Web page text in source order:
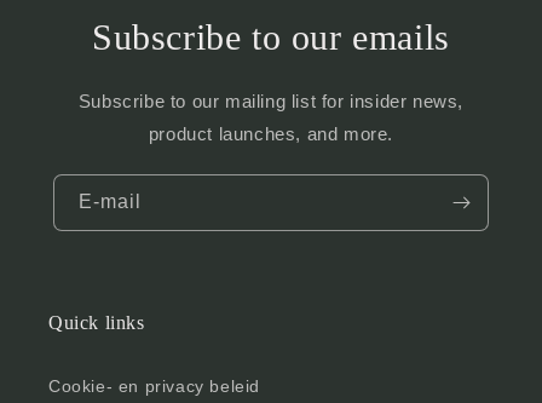
Subscribe to our emails
Subscribe to our mailing list for insider news,
product launches, and more.
E‑mail
Quick links
Cookie- en privacy beleid